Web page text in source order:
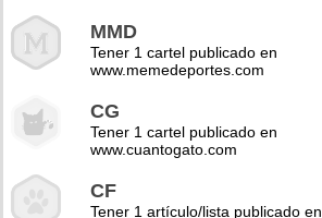
MMD
Tener 1 cartel publicado en
www.memedeportes.com
CG
Tener 1 cartel publicado en
www.cuantogato.com
CF
Tener 1 artículo/lista publicado en